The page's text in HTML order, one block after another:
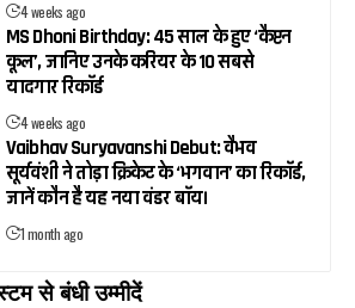
4 weeks ago
MS Dhoni Birthday: 45 साल के हुए ‘कैप्टन
कूल’, जानिए उनके करियर के 10 सबसे
यादगार रिकॉर्ड
4 weeks ago
Vaibhav Suryavanshi Debut: वैभव
सूर्यवंशी ने तोड़ा क्रिकेट के ‘भगवान’ का रिकॉर्ड,
जानें कौन है यह नया वंडर बॉय।
1 month ago
से बंधी उम्मीदें